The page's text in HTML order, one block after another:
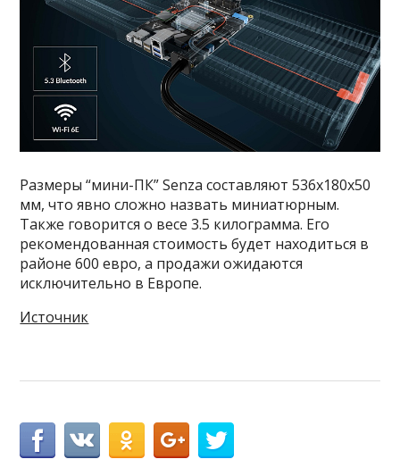
Размеры “мини-ПК” Senza составляют 536x180x50
мм, что явно сложно назвать миниатюрным.
Также говорится о весе 3.5 килограмма. Его
рекомендованная стоимость будет находиться в
районе 600 евро, а продажи ожидаются
исключительно в Европе.
Источник